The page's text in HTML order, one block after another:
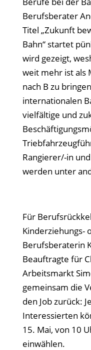
Berufsberater
Titel „Zukunft
Bahn“ startet
wird gezeigt,
weit mehr ist als
nach B zu
internationalen
vielfältige und
Rangierer/-in
werden unter
Für
Kinderziehungs-
Berufsberaterin
Beauftragte für
Arbeitsmarkt
gemeinsam die
den Job zurück:
Interessierten
15. Mai, von 10
einwählen.